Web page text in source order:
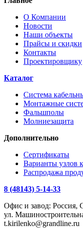
О Компании
Новости
Наши объекты
Прайсы и скидки
Контакты
Проектировщику
Каталог
Система
Монтажные
Фальшполы
Молниезащита
Дополнительно
Сертификаты
Варианты узлов
Распродажа
8 (48143) 5-14-33
Офис и завод: Россия,
ул.
t.kirilenko@grandline.ru